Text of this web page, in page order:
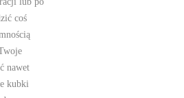
coś
nawet
kubki